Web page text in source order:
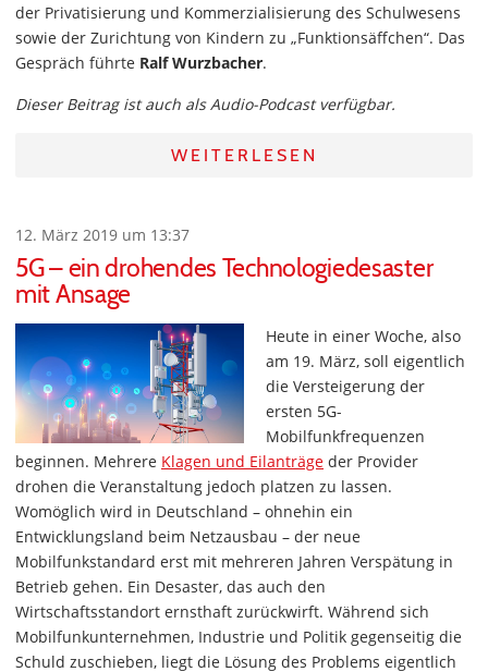
der Privatisierung und Kommerzialisierung des Schulwesens
sowie der Zurichtung von Kindern zu „Funktionsäffchen“. Das
Gespräch führte Ralf Wurzbacher.
Dieser Beitrag ist auch als Audio-Podcast verfügbar.
WEITERLESEN
12. März 2019 um 13:37
5G – ein drohendes Technologiedesaster
mit Ansage
Heute in einer Woche, also
am 19. März, soll eigentlich
die Versteigerung der
ersten 5G-
Mobilfunkfrequenzen
beginnen. Mehrere Klagen und Eilanträge der Provider
drohen die Veranstaltung jedoch platzen zu lassen.
Womöglich wird in Deutschland – ohnehin ein
Entwicklungsland beim Netzausbau – der neue
Mobilfunkstandard erst mit mehreren Jahren Verspätung in
Betrieb gehen. Ein Desaster, das auch den
Wirtschaftsstandort ernsthaft zurückwirft. Während sich
Mobilfunkunternehmen, Industrie und Politik gegenseitig die
Schuld zuschieben, liegt die Lösung des Problems eigentlich